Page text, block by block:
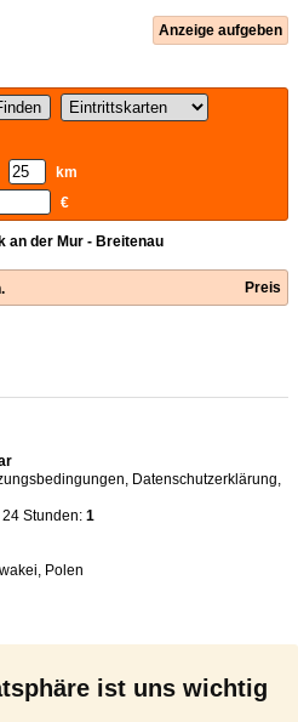
ist uns wichtig
Anzeige aufgeben
km
€
an der Mur - Breitenau
Preis
, Datenschutzerklärung,
24 Stunden: 1
, Polen